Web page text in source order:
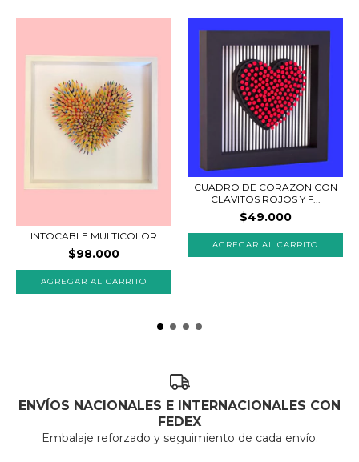
INTOCABLE MULTICOLOR
$98.000
AGREGAR AL CARRITO
CUADRO DE CORAZON CON
CLAVITOS ROJOS Y F...
$49.000
AGREGAR AL CARRITO
ENVÍOS NACIONALES E INTERNACIONALES CON
FEDEX
Embalaje reforzado y seguimiento de cada envío.